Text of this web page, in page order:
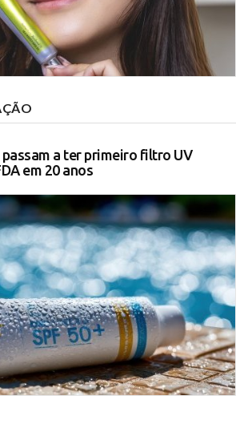
a ter primeiro filtro UV
em 20 anos